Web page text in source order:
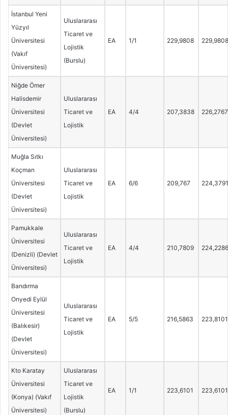
İstanbul Yeni
Yüzyıl
Üniversitesi
(Vakıf
Üniversitesi)
Uluslararası
Ticaret ve
Lojistik
(Burslu)
EA 1/1 229,9808 229,9808
Niğde Ömer
Halisdemir
Üniversitesi
(Devlet
Üniversitesi)
Uluslararası
Ticaret ve
Lojistik
EA 4/4 207,3838 226,2767
Muğla Sıtkı
Koçman
Üniversitesi
(Devlet
Üniversitesi)
Uluslararası
Ticaret ve
Lojistik
EA 6/6 209,767 224,3791
Pamukkale
Üniversitesi
(Denizli) (Devlet
Üniversitesi)
Uluslararası
Ticaret ve
Lojistik
EA 4/4 210,7809 224,2286
Bandırma
Onyedi Eylül
Üniversitesi
(Balıkesir)
(Devlet
Üniversitesi)
Uluslararası
Ticaret ve
Lojistik
EA 5/5 216,5863 223,8101
Kto Karatay
Üniversitesi
(Konya) (Vakıf
Üniversitesi)
Uluslararası
Ticaret ve
Lojistik
(Burslu)
EA 1/1 223,6101 223,6101